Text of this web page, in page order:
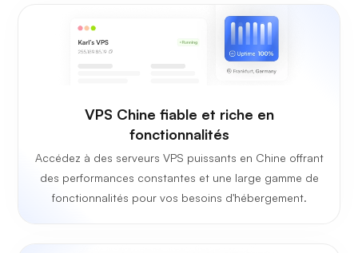
VPS Chine fiable et riche en
fonctionnalités
Accédez à des serveurs VPS puissants en Chine offrant
des performances constantes et une large gamme de
fonctionnalités pour vos besoins d'hébergement.